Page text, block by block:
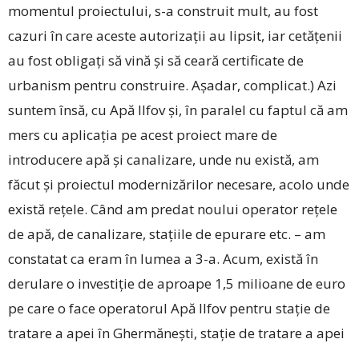
momentul proiectului, s-a construit mult, au fost
cazuri în care aceste autorizații au lipsit, iar cetățenii
au fost obligați să vină și să ceară certificate de
urbanism pentru construire. Așadar, complicat.) Azi
suntem însă, cu Apă Ilfov și, în paralel cu faptul că am
mers cu aplicația pe acest proiect mare de
introducere apă și canalizare, unde nu există, am
făcut și proiectul modernizărilor necesare, acolo unde
există rețele. Când am predat noului operator rețele
de apă, de canalizare, stațiile de epurare etc. – am
constatat ca eram în lumea a 3-a. Acum, există în
derulare o investiție de aproape 1,5 milioane de euro
pe care o face operatorul Apă Ilfov pentru stație de
tratare a apei în Ghermănești, stație de tratare a apei